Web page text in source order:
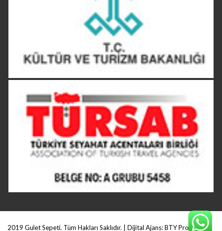
2019 Gulet Sepeti. Tüm Hakları Saklıdır. | Dijital Ajans:BTY Production